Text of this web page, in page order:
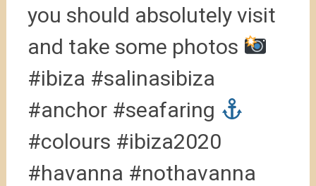
you should absolutely visit
and take some photos
#ibiza #salinasibiza
#anchor #seafaring
#colours #ibiza2020
#havanna #nothavanna